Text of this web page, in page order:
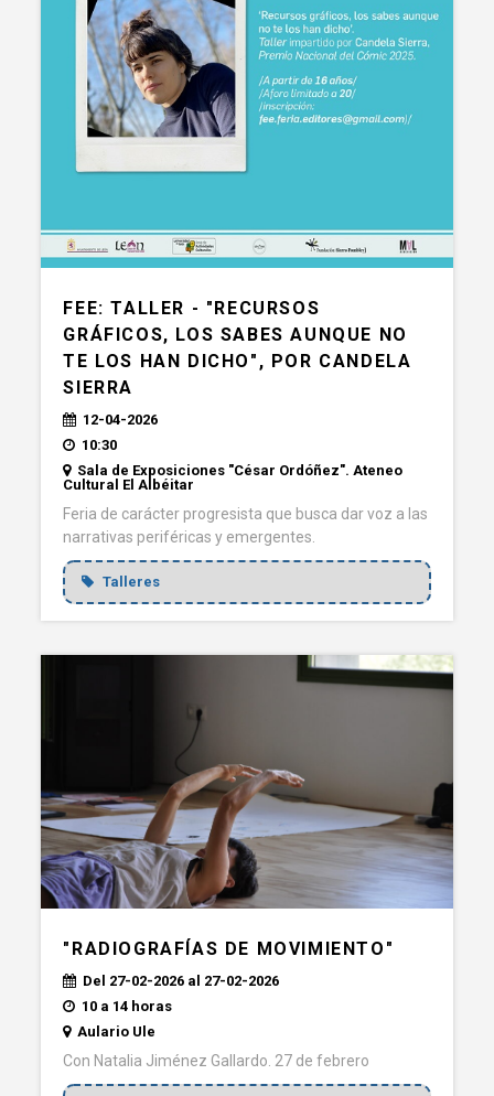
FEE: TALLER - "RECURSOS
GRÁFICOS, LOS SABES AUNQUE NO
TE LOS HAN DICHO", POR CANDELA
SIERRA
12-04-2026
10:30
Sala de Exposiciones "César Ordóñez". Ateneo
Cultural El Albéitar
Feria de carácter progresista que busca dar voz a las
narrativas periféricas y emergentes.
Talleres
"RADIOGRAFÍAS DE MOVIMIENTO"
Del 27-02-2026 al 27-02-2026
10 a 14 horas
Aulario Ule
Con Natalia Jiménez Gallardo. 27 de febrero